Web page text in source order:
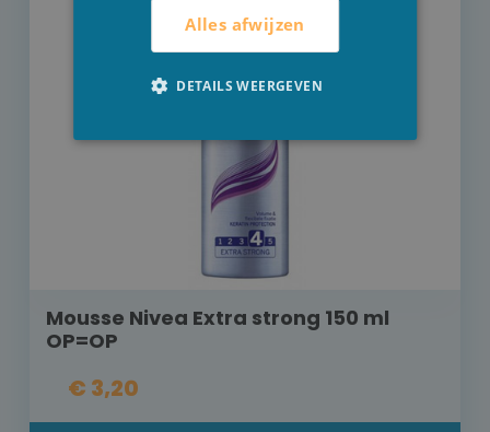
Mousse Nivea Extra strong 150 ml
OP=OP
€ 3,20
Alles afwijzen
DETAILS WEERGEVEN